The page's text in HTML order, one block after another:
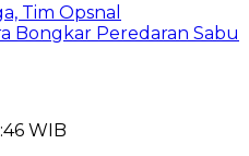
Tim Opsnal
Bongkar Peredaran Sabu
WIB